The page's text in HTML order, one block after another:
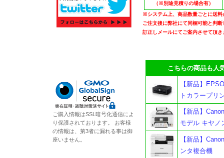
（※別途見積りの場合有）
※システム上、商品数量ごとに送料
ご注文後に弊社にて同梱可能と判
訂正しメールにてご案内させて頂き
こちらの商品も人気
【新品】
トカラープリ
【新品】
モデル キヤノ
【新品】
ンタ複合機
ご購入情報はSSL暗号化通信によ
り保護されております。 お客様
の情報は、第3者に漏れる事は御
座いません。